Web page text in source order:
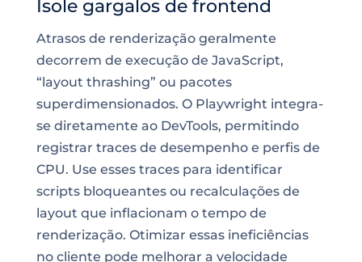
Isole gargalos de frontend
Atrasos de renderização geralmente
decorrem de execução de JavaScript,
“layout thrashing” ou pacotes
superdimensionados. O Playwright integra-
se diretamente ao DevTools, permitindo
registrar traces de desempenho e perfis de
CPU. Use esses traces para identificar
scripts bloqueantes ou recalculações de
layout que inflacionam o tempo de
renderização. Otimizar essas ineficiências
no cliente pode melhorar a velocidade